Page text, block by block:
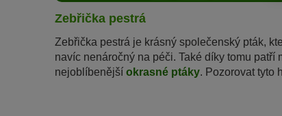
Zebřička pestrá
Zebřička pestrá je krásný společenský pták,
navíc nenáročný na péči. Také díky tomu patří
nejoblíbenější okrasné ptáky. Pozorovat tyto